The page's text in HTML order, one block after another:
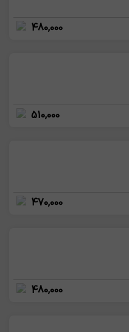
480,000
510,000
470,000
480,000